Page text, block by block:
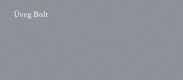
Üveg Bolt